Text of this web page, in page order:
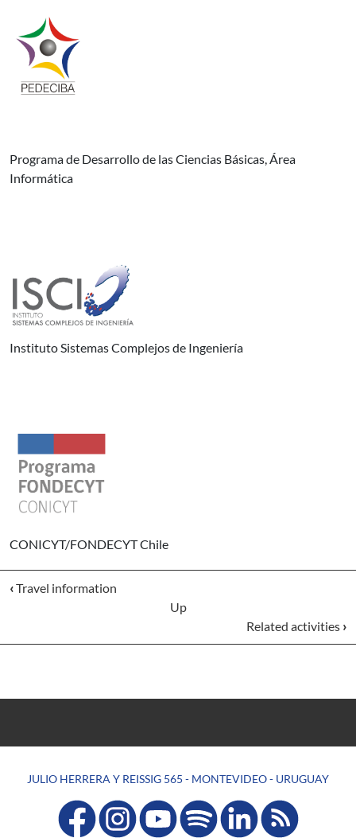
Programa de Desarrollo de las Ciencias Básicas, Área
Informática
Instituto Sistemas Complejos de Ingeniería
CONICYT/FONDECYT Chile
‹Travel information
Up
Related activities ›
JULIO HERRERA Y REISSIG 565 - MONTEVIDEO - URUGUAY